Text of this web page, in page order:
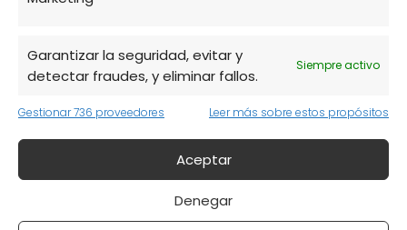
Garantizar la seguridad, evitar y
detectar fraudes, y eliminar fallos.
Siempre activo
Gestionar 736 proveedores Leer más sobre estos propósitos
Aceptar
Denegar